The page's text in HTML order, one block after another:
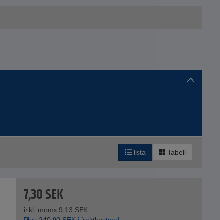
lista Tabell
7,30SEK
inkl. moms.9,13 SEK